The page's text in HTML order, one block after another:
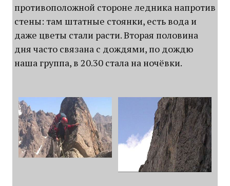
противоположной стороне ледника напротив
стены: там штатные стоянки, есть вода и
даже цветы стали расти. Вторая половина
дня часто связана с дождями, по дождю
наша группа, в 20.30 стала на ночёвки.